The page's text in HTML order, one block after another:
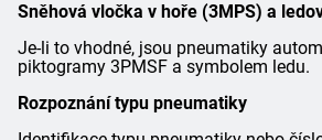
Sněhová vločka v hoře (3MPS) a
Je-li to vhodné, jsou pneumatiky
piktogramy 3PMSF a symbolem ledu.
Rozpoznání typu pneumatiky